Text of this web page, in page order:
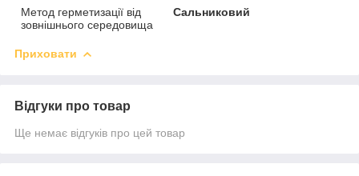
Метод герметизації від
зовнішнього середовища
Сальниковий
Приховати
Відгуки про товар
Ще немає відгуків про цей товар